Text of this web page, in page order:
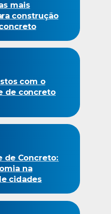
de Concreto:
na
cidades
com o
de concreto
mais
construção